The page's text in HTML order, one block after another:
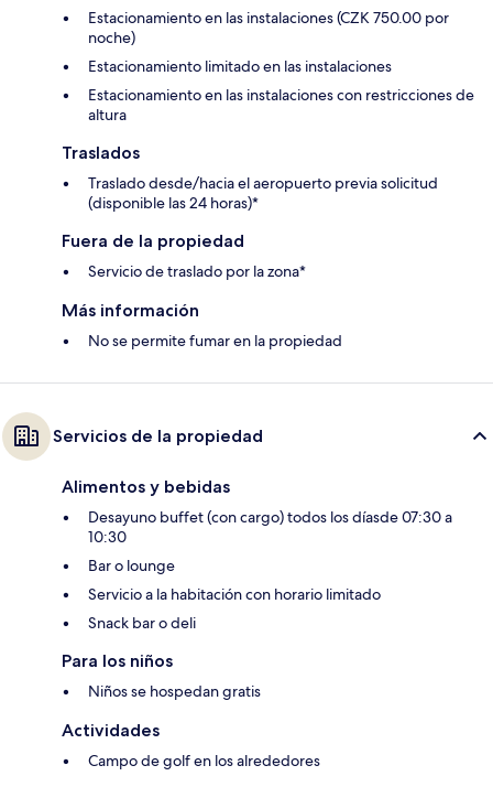
Estacionamiento en las instalaciones (CZK 750.00 por
noche)
Estacionamiento limitado en las instalaciones
Estacionamiento en las instalaciones con restricciones de
altura
Traslados
Traslado desde/hacia el aeropuerto previa solicitud
(disponible las 24 horas)*
Fuera de la propiedad
Servicio de traslado por la zona*
Más información
No se permite fumar en la propiedad
Servicios de la propiedad
Alimentos y bebidas
Desayuno buffet (con cargo) todos los díasde 07:30 a
10:30
Bar o lounge
Servicio a la habitación con horario limitado
Snack bar o deli
Para los niños
Niños se hospedan gratis
Actividades
Campo de golf en los alrededores